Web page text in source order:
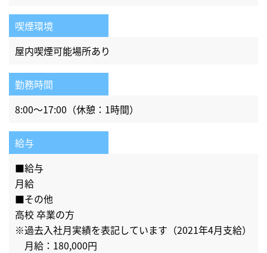
喫煙環境
屋内喫煙可能場所あり
勤務時間
8:00～17:00（休憩：1時間）
給与
■給与
月給
■その他
高校 卒業の方
※過去入社月実績を表記しています（2021年4月支給）
月給：180,000円